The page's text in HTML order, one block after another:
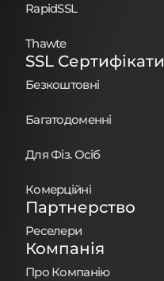
RapidSSL
Thawte
SSL Сертифікати
Безкоштовні
Багатодоменні
Для Фіз. Осіб
Комерційні
Партнерство
Реселери
Компанія
Про Компанію